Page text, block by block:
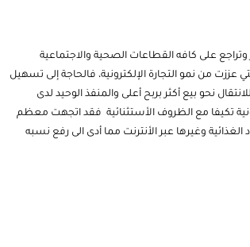
وتراجع على كافه القطاعات الصحية والاجتماعية
عززت من نمو التجارة الإلكترونية، فالحاجة إلى تسهيل
نحو بيع أكثر بربح أعلى والمنفذ الوحيد لدى
تكيفا مع الظروف الأستثنائية فقد اتجهت معظم
وغيرها عبر الأنترنت مما أدى الى رفع نسبه